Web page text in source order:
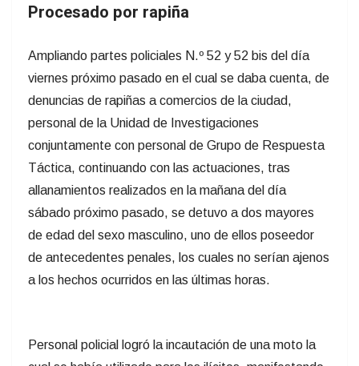
Procesado por rapiña
Ampliando partes policiales N.º 52 y 52 bis del día
viernes próximo pasado en el cual se daba cuenta, de
denuncias de rapiñas a comercios de la ciudad,
personal de la Unidad de Investigaciones
conjuntamente con personal de Grupo de Respuesta
Táctica, continuando con las actuaciones, tras
allanamientos realizados en la mañana del día
sábado próximo pasado, se detuvo a dos mayores
de edad del sexo masculino, uno de ellos poseedor
de antecedentes penales, los cuales no serían ajenos
a los hechos ocurridos en las últimas horas.
Personal policial logró la incautación de una moto la